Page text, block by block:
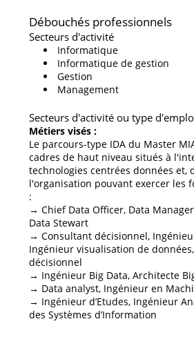
Débouchés professionnels
Secteurs d'activité
Informatique
Informatique de gestion
Gestion
Management
Secteurs d'activité ou type
Métiers visés :
Le parcours-type IDA du Master
cadres de haut niveau situés à
technologies centrées données et,
l'organisation pouvant exercer les
:
→ Chief Data Officer, Data
Data Stewart
→ Consultant décisionnel,
Ingénieur visualisation de
décisionnel
→ Ingénieur Big Data, Architecte
→ Data analyst, Ingénieur en
→ Ingénieur d’Etudes, Ingénieur
des Systèmes d’Information